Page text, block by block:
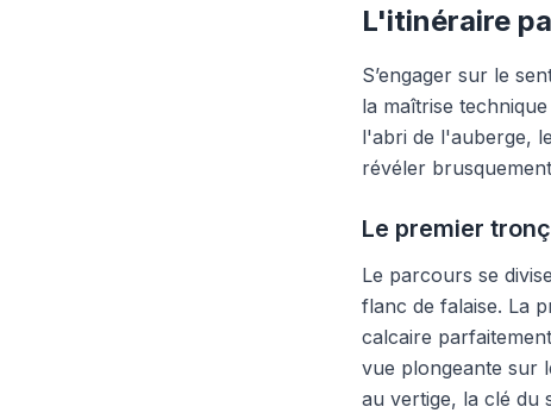
L'itinéraire
S’engager sur le
la maîtrise
l'abri de l'auberge,
révéler
Le premier
Le parcours se
flanc de falaise. La
calcaire
vue plongeante sur
au vertige, la clé du